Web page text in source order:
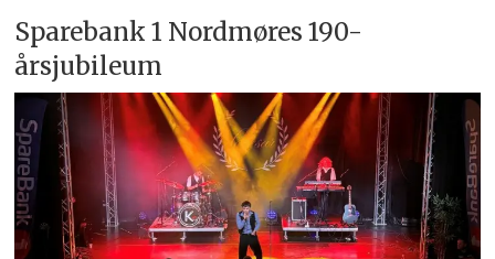
Sparebank 1 Nordmøres 190-
årsjubileum